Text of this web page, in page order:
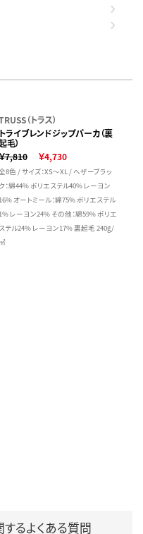
（トラス）
トライブレンドジップパーカ（裏
毛）
7,810
￥4,730
8色 / サイズ：XS～XL / ヘザーブラッ
ク：綿44% ポリエステル40% レーヨン
16% オートミール：綿75% ポリエステル
1% レーヨン24% その他：綿59% ポリエ
ステル24% レーヨン17% 裏起毛 240g/
㎡
するよくある質問